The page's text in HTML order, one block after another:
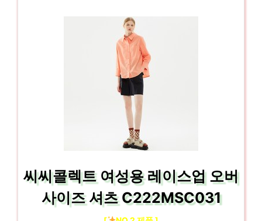
씨씨콜렉트 여성용 레이스업 오버
사이즈 셔츠 C222MSC031